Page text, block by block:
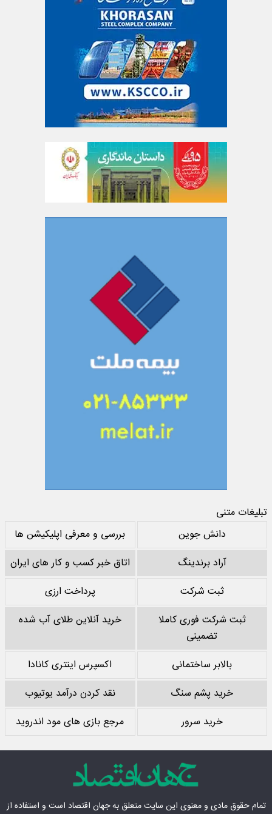
تبلیغات متنی
دانش جوین
بررسی و معرفی اپلیکیشن ها
آراد برندینگ
اتاق خبر کسب و کار های ایران
ثبت شرکت
پرداخت ارزی
ثبت شرکت فوری کاملا
تضمینی
خرید آنلاین طلای آب شده
بالابر ساختمانی
اکسپرس اینتری کانادا
خرید پشم سنگ
نقد کردن درآمد یوتیوب
خرید سرور
مرجع بازی های مود اندروید
تمام حقوق مادی‌ و معنوی این سایت متعلق بهجهان اقتصاد است و استفاده از